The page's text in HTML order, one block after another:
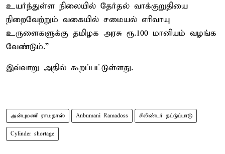
உயர்ந்துள்ள நிலையில் தேர்தல் வாக்குறுதியை
நிறைவேற்றும் வகையில் சமையல் எரிவாயு
உருளைகளுக்கு தமிழக அரசு ரூ.100 மானியம் வழங்க
வேண்டும்.”
இவ்வாறு அதில் கூறப்பட்டுள்ளது.
அன்புமணி ராமதாஸ் Anbumani Ramadoss சிலிண்டர் தட்டுப்பாடு
Cylinder shortage